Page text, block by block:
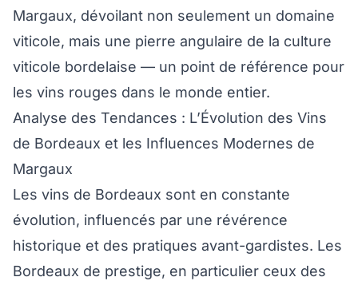
Margaux, dévoilant non seulement un domaine
viticole, mais une pierre angulaire de la culture
viticole bordelaise — un point de référence pour
les vins rouges dans le monde entier.
Analyse des Tendances : L’Évolution des Vins
de Bordeaux et les Influences Modernes de
Margaux
Les vins de Bordeaux sont en constante
évolution, influencés par une révérence
historique et des pratiques avant-gardistes. Les
Bordeaux de prestige, en particulier ceux des